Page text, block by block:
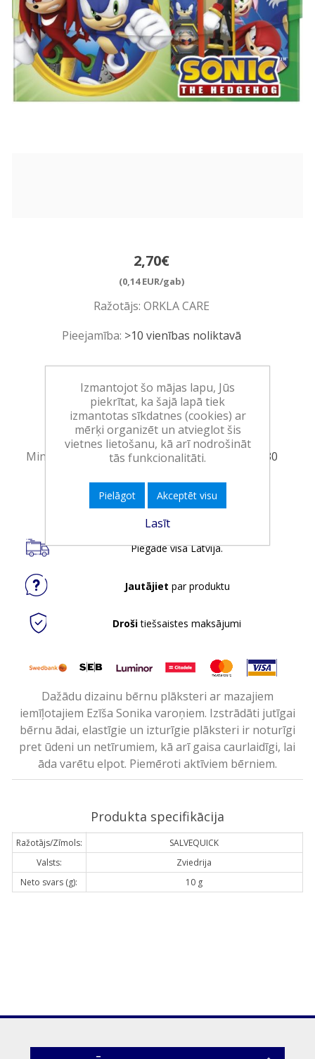
2,70€
(0,14 EUR/gab)
Ražotājs: ORKLA CARE
Pieejamība: >10 vienības noliktavā
Art.:551155
EAN:7340213302403
Iepakojumā:12
Minimālais daudzums:1
Minimālais preces derīguma termiņš:
31.08.2030
Ielikt grozā
Piegāde visā Latvijā.
Jautājiet par produktu
Drošitiešsaistes maksājumi
Dažādu dizainu bērnu plāksteri ar mazajiem
iemīļotajiem Ezīša Sonika varoņiem. Izstrādāti jutīgai
bērnu ādai, elastīgie un izturīgie plāksteri ir noturīgi
pret ūdeni un netīrumiem, kā arī gaisa caurlaidīgi, lai
āda varētu elpot. Piemēroti aktīviem bērniem.
Produkta specifikācija
Ražotājs/Zīmols:
SALVEQUICK
Valsts:
Zviedrija
Neto svars (g):
10 g
Izmantojot šo mājas lapu, Jūs
piekrītat, ka šajā lapā tiek
izmantotas sīkdatnes (cookies) ar
mērķi organizēt un atvieglot šis
vietnes lietošanu, kā arī nodrošināt
tās funkcionalitāti.
Pielāgot Akceptēt visu
Lasīt